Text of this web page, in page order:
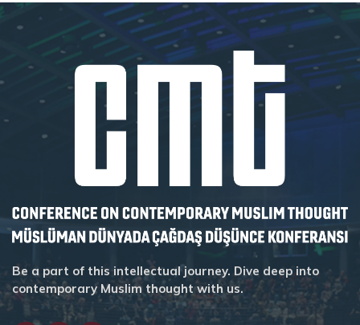
Be a part of this intellectual journey. Dive deep into
contemporary Muslim thought with us.